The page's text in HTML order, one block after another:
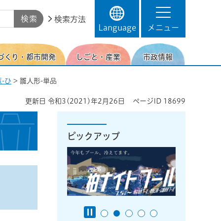
検索方法
Language
メニュー
くり・都市開発 しごと・産業 市政情報
-ひ > 雛人形-単品
更新日 令和3(2021)年2月26日 ページID 18699
ピックアップ